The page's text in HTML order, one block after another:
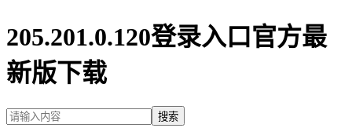
205.201.0.120登录入口官方最
新版下载